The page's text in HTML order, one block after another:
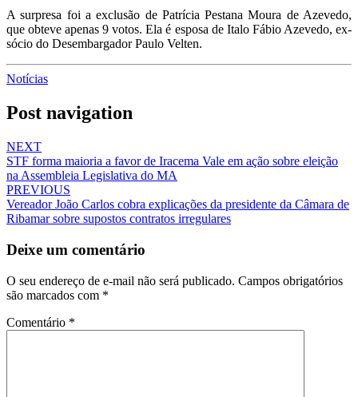
A surpresa foi a exclusão de Patrícia Pestana Moura de Azevedo,
que obteve apenas 9 votos. Ela é esposa de Italo Fábio Azevedo, ex-
sócio do Desembargador Paulo Velten.
Notícias
Post navigation
NEXT
STF forma maioria a favor de Iracema Vale em ação sobre eleição
na Assembleia Legislativa do MA
PREVIOUS
Vereador João Carlos cobra explicações da presidente da Câmara de
Ribamar sobre supostos contratos irregulares
Deixe um comentário
O seu endereço de e-mail não será publicado. Campos obrigatórios
são marcados com *
Comentário *